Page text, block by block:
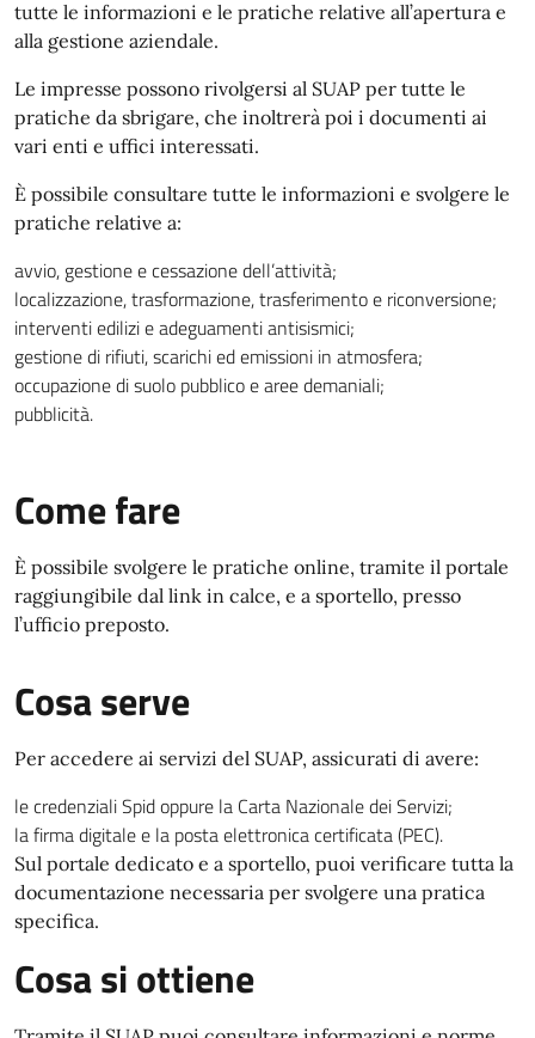
tutte le informazioni e le pratiche relative all’apertura e
alla gestione aziendale.
Le impresse possono rivolgersi al SUAP per tutte le
pratiche da sbrigare, che inoltrerà poi i documenti ai
vari enti e uffici interessati.
È possibile consultare tutte le informazioni e svolgere le
pratiche relative a:
avvio, gestione e cessazione dell’attività;
localizzazione, trasformazione, trasferimento e riconversione;
interventi edilizi e adeguamenti antisismici;
gestione di rifiuti, scarichi ed emissioni in atmosfera;
occupazione di suolo pubblico e aree demaniali;
pubblicità.
Come fare
È possibile svolgere le pratiche online, tramite il portale
raggiungibile dal link in calce, e a sportello, presso
l’ufficio preposto.
Cosa serve
Per accedere ai servizi del SUAP, assicurati di avere:
le credenziali Spid oppure la Carta Nazionale dei Servizi;
la firma digitale e la posta elettronica certificata (PEC).
Sul portale dedicato e a sportello, puoi verificare tutta la
documentazione necessaria per svolgere una pratica
specifica.
Cosa si ottiene